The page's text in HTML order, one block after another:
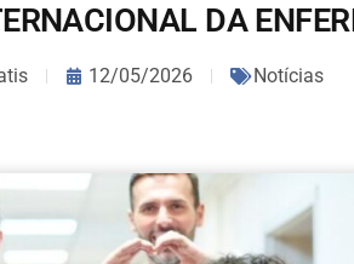
DA
12/05/2026 Notícias